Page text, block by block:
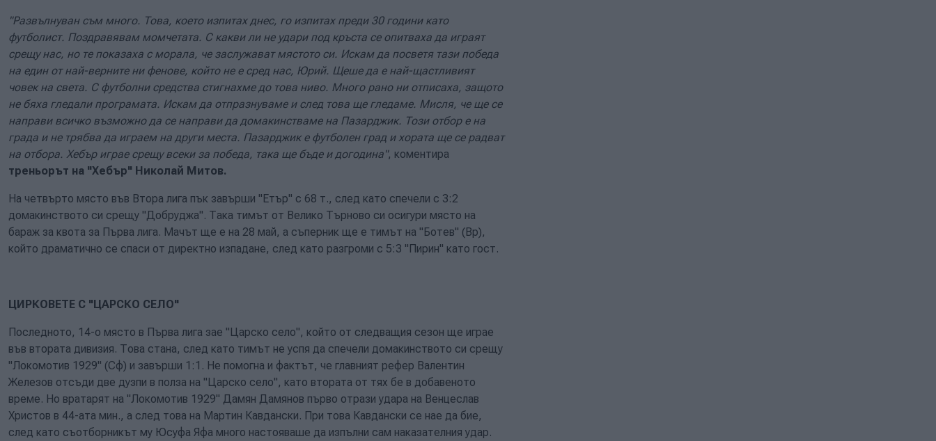
"Развълнуван съм много. Това, което изпитах днес, го изпитах преди 30 години като
футболист. Поздравявам момчетата. С какви ли не удари под кръста се опитваха да играят
срещу нас, но те показаха с морала, че заслужават мястото си. Искам да посветя тази победа
на един от най-верните ни фенове, който не е сред нас, Юрий. Щеше да е най-щастливият
човек на света. С футболни средства стигнахме до това ниво. Много рано ни отписаха, защото
не бяха гледали програмата. Искам да отпразнуваме и след това ще гледаме. Мисля, че ще се
направи всичко възможно да се направи да домакинстваме на Пазарджик. Този отбор е на
града и не трябва да играем на други места. Пазарджик е футболен град и хората ще се радват
на отбора. Хебър играе срещу всеки за победа, така ще бъде и догодина", коментира
треньорът на "Хебър" Николай Митов.
На четвърто място във Втора лига пък завърши "Етър" с 68 т., след като спечели с 3:2
домакинството си срещу "Добруджа". Така тимът от Велико Търново си осигури място на
бараж за квота за Първа лига. Мачът ще е на 28 май, а съперник ще е тимът на "Ботев" (Вр),
който драматично се спаси от директно изпадане, след като разгроми с 5:3 "Пирин" като гост.
ЦИРКОВЕТЕ С "ЦАРСКО СЕЛО"
Последното, 14-о място в Първа лига зае "Царско село", който от следващия сезон ще играе
във втората дивизия. Това стана, след като тимът не успя да спечели домакинството си срещу
"Локомотив 1929" (Сф) и завърши 1:1. Не помогна и фактът, че главният рефер Валентин
Железов отсъди две дузпи в полза на "Царско село", като втората от тях бе в добавеното
време. Но вратарят на "Локомотив 1929" Дамян Дамянов първо отрази удара на Венцеслав
Христов в 44-ата мин., а след това на Мартин Кавдански. При това Кавдански се нае да бие,
след като съотборникът му Юсуфа Яфа много настояваше да изпълни сам наказателния удар.